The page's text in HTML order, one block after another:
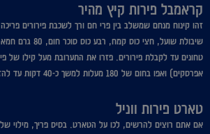
קראמבל פירות קיץ מהיר
זהו קינוח מנחם שמשלב בין פרי חם ורך לשכבת פירורים
שיבולת שועל, חצי
טחונים עד לקבלת פירורים. פזרו את התערובת מעל קילו של
אפרסקים) ואפו בחום של 180 מעלות למשך כ-40 דקות עד להזהבה.
טארט פירות ווניל
אם אתם רוצים להרשים, לכו על הטארט. בסיס פריך, מילוי של